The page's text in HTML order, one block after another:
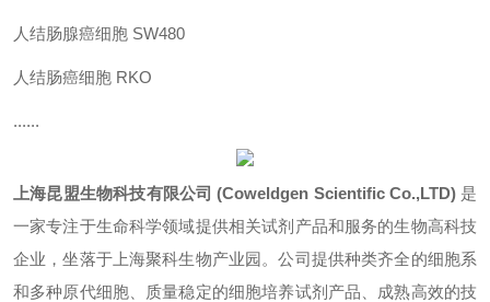
人结肠腺癌细胞 SW480
人结肠癌细胞 RKO
......
上海昆盟生物科技有限公司 (Coweldgen Scientific Co.,LTD)是
一家专注于生命科学领域提供相关试剂产品和服务的生物高科技
企业，坐落于上海聚科生物产业园。公司提供种类齐全的细胞系
和多种原代细胞、质量稳定的细胞培养试剂产品、成熟高效的技